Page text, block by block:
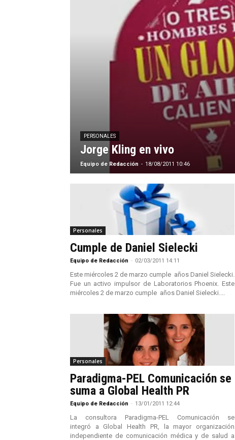
PERSONALES
Jorge Kling en vivo
Equipo de Redacción - 18/08/2011 10:46
Personales
Cumple de Daniel Sielecki
Equipo de Redacción - 02/03/2011 14:11
Este miércoles 2 de marzo cumple años Daniel Sielecki.
Fue un activo impulsor de Laboratorios Phoenix. Este
miércoles 2 de marzo cumple años Daniel Sielecki....
Personales
Paradigma-PEL Comunicación se
suma a Global Health PR
Equipo de Redacción - 13/01/2011 12:44
La consultora Paradigma-PEL Comunicación se
integró a Global Health PR, la mayor organización
independiente de comunicación médica y de salud a